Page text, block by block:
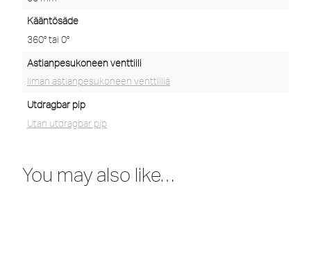
Kääntösäde
360° tai 0°
Astianpesukoneen venttiili
Ilman astianpesukoneen venttiiliä
Utdragbar pip
Utan utdragbar pip
You may also like…